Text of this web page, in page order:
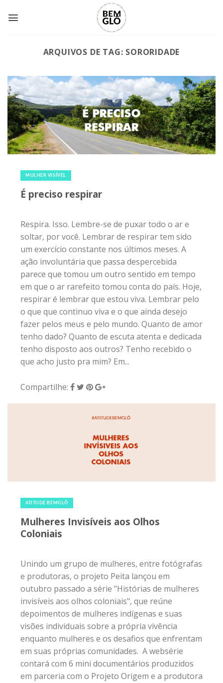
ARQUIVOS DE TAG: SORORIDADE
MULHER VISÍVEL
É preciso respirar
Respira. Isso. Lembre-se de puxar todo o ar e
soltar, por você. Lembrar de respirar tem sido
um exercício constante nos últimos meses. A
ação involuntária que passa despercebida
parece que tomou um outro sentido em tempo
em que o ar rarefeito tomou conta do país. Hoje,
respirar é lembrar que estou viva. Lembrar pelo
o que que continuo viva e o que ainda desejo
fazer pelos meus e pelo mundo. Quanto de amor
tenho dado? Quanto de escuta atenta e dedicada
tenho disposto aos outros? Tenho recebido o
que acho justo pra mim? Em...
Compartilhe:
ATITUDE BEMGLÔ
Mulheres Invisíveis aos Olhos
Coloniais
Unindo um grupo de mulheres, entre fotógrafas
e produtoras, o projeto Peita lançou em
outubro passado a série "Histórias de mulheres
invisíveis aos olhos coloniais", que reúne
depoimentos de mulheres indígenas e suas
visões individuais sobre a própria vivência
enquanto mulheres e os desafios que enfrentam
em suas próprias comunidades. A websérie
contará com 6 mini documentários produzidos
em parceria com o Projeto Origem e a produtora